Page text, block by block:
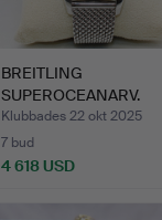
BREITLING
SUPEROCEANARV.
Klubbades 22 okt 2025
7 bud
4 618 USD